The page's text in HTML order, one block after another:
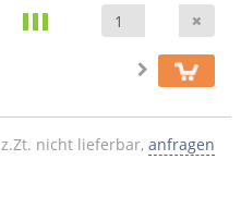
z.Zt. nicht lieferbar, anfragen